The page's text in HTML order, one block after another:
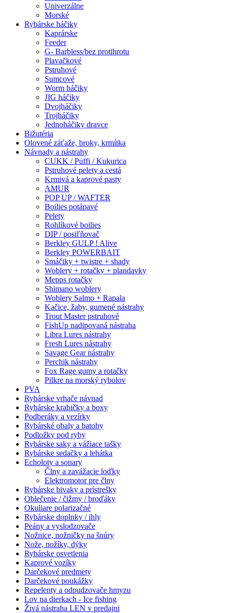
Univerzálne
Morské
Rybárske háčiky
Kaprárske
Feeder
G- Barbless/bez protihrotu
Plavačkové
Pstruhové
Sumcové
Worm háčiky
JIG háčiky
Dvojháčiky
Trojháčiky
Jednoháčiky dravce
Bižutéria
Olovené záťaže, broky, krmítka
Návnady a nástrahy
CUKK / Puffi / Kukurica
Pstruhové pelety a cestá
Krmivá a kaprové pasty
AMUR
POP UP / WAFTER
Boilies potápavé
Pelety
Rohlíkové boilies
DIP / posiľňovač
Berkley GULP ! Alive
Berkley POWERBAIT
Smáčiky + twistre + shady
Woblery + rotačky + plandavky
Mepps rotačky
Shimano woblery
Woblery Salmo + Rapala
Kačice, žaby, gumené nástrahy
Trout Master pstruhové
FishUp nadipovaná nástraha
Libra Lures nástrahy
Fresh Lures nástrahy
Savage Gear nástrahy
Perchik nástrahy
Fox Rage gumy a rotačky
Pilkre na morský rybolov
PVA
Rybárske vrhače návnad
Rybárske krabičky a boxy
Podberáky a vezírky
Rybárské obaly a batohy
Podložky pod ryby
Rybárske saky a vážiace tašky
Rybárske sedačky a lehátka
Echoloty a sonary
Člny a zavážacie loďky
Elektromotor pre člny
Rybárske bivaky a prístrešky
Oblečenie / čižmy / broďáky
Okuliare polarizačné
Rybárske doplnky / ihly
Peány a vyslodzovače
Nožnice, nožničky na šnúry
Nože, nožíky, dýky
Rybárske osvetlenia
Kaprové vozíky
Darčekové predmety
Darčekové poukážky
Repelenty a odpudzovače hmyzu
Lov na dierkach - Ice fishing
Živá nástraha LEN v predajni